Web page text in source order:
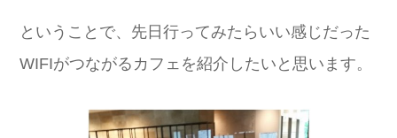
ということで、先日行ってみたらいい感じだった
WIFIがつながるカフェを紹介したいと思います。